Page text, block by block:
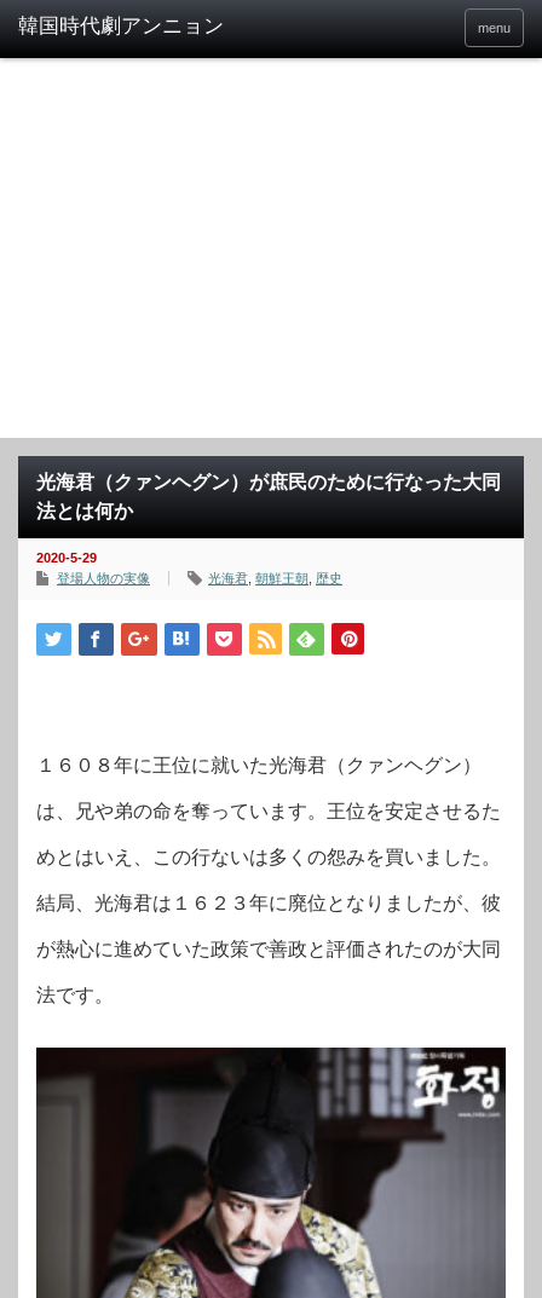
menu
光海君（クァンヘグン）が庶民のために行なった大同
法とは何か
2020-5-29
登場人物の実像
光海君 朝鮮王朝 歴史
１６０８年に王位に就いた光海君（クァンヘグン）
は、兄や弟の命を奪っています。王位を安定させるた
めとはいえ、この行ないは多くの怨みを買いました。
結局、光海君は１６２３年に廃位となりましたが、彼
が熱心に進めていた政策で善政と評価されたのが大同
法です。